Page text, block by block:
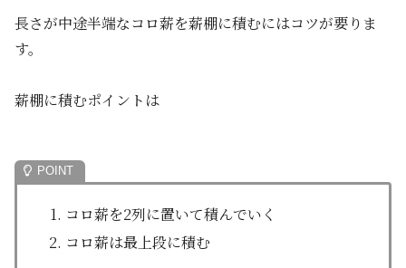
長さが中途半端なコロ薪を薪棚に積むにはコツが要りま
す。
薪棚に積むポイントは
コロ薪を2列に置いて積んでいく
コロ薪は最上段に積む